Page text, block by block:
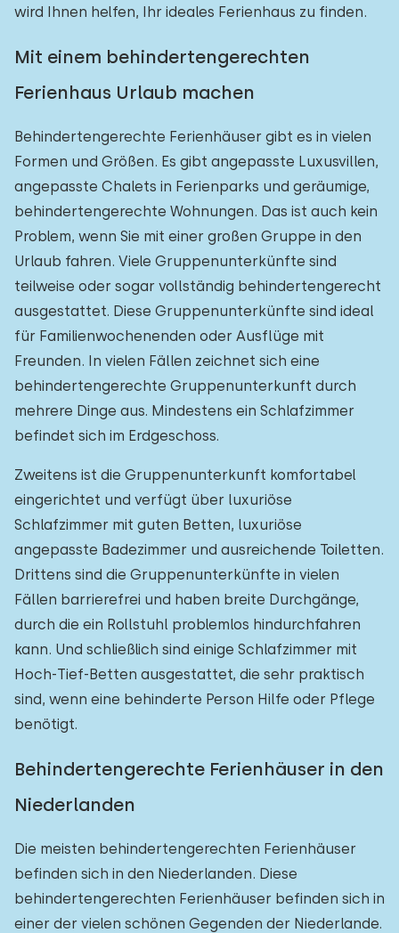
wird Ihnen helfen, Ihr ideales Ferienhaus zu finden.
Mit einem behindertengerechten
Ferienhaus Urlaub machen
Behindertengerechte Ferienhäuser gibt es in vielen
Formen und Größen. Es gibt angepasste Luxusvillen,
angepasste Chalets in Ferienparks und geräumige,
behindertengerechte Wohnungen. Das ist auch kein
Problem, wenn Sie mit einer großen Gruppe in den
Urlaub fahren. Viele Gruppenunterkünfte sind
teilweise oder sogar vollständig behindertengerecht
ausgestattet. Diese Gruppenunterkünfte sind ideal
für Familienwochenenden oder Ausflüge mit
Freunden. In vielen Fällen zeichnet sich eine
behindertengerechte Gruppenunterkunft durch
mehrere Dinge aus. Mindestens ein Schlafzimmer
befindet sich im Erdgeschoss.
Zweitens ist die Gruppenunterkunft komfortabel
eingerichtet und verfügt über luxuriöse
Schlafzimmer mit guten Betten, luxuriöse
angepasste Badezimmer und ausreichende Toiletten.
Drittens sind die Gruppenunterkünfte in vielen
Fällen barrierefrei und haben breite Durchgänge,
durch die ein Rollstuhl problemlos hindurchfahren
kann. Und schließlich sind einige Schlafzimmer mit
Hoch-Tief-Betten ausgestattet, die sehr praktisch
sind, wenn eine behinderte Person Hilfe oder Pflege
benötigt.
Behindertengerechte Ferienhäuser in den
Niederlanden
Die meisten behindertengerechten Ferienhäuser
befinden sich in den Niederlanden. Diese
behindertengerechten Ferienhäuser befinden sich in
einer der vielen schönen Gegenden der Niederlande.